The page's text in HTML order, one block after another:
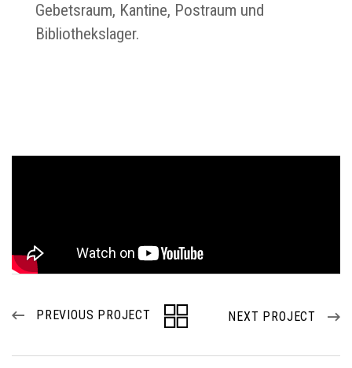
Gebetsraum, Kantine, Postraum und
Bibliothekslager.
PREVIOUS PROJECT NEXT PROJECT